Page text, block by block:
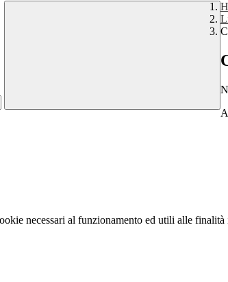
necessari al funzionamento ed utili alle finalità